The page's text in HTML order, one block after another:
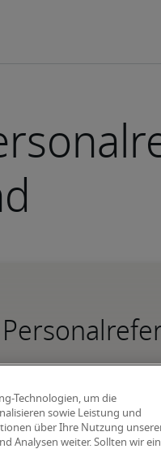
Technologien, um die
sowie Leistung und
über Ihre Nutzung
Analysen weiter. Sollten wir ein